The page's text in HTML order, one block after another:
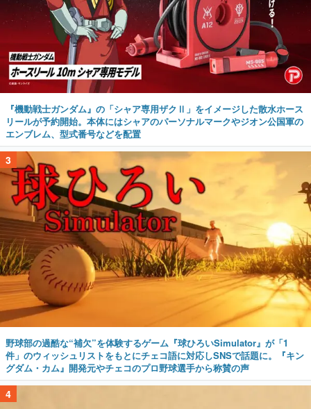
『機動戦士ガンダム』の「シャア専用ザクⅡ」をイメージした散水ホース
リールが予約開始。本体にはシャアのパーソナルマークやジオン公国軍の
エンブレム、型式番号などを配置
3
野球部の過酷な“補欠”を体験するゲーム『球ひろいSimulator』が「1
件」のウィッシュリストをもとにチェコ語に対応しSNSで話題に。『キン
グダム・カム』開発元やチェコのプロ野球選手から称賛の声
4